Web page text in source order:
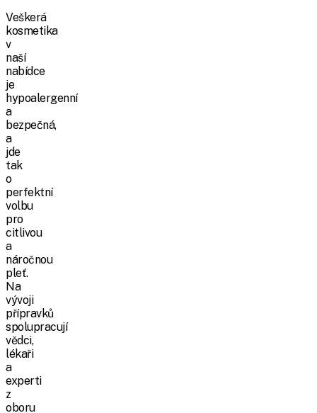
Veškerá
kosmetika
v
naší
nabídce
je
hypoalergenní
a
bezpečná,
a
jde
tak
o
perfektní
volbu
pro
citlivou
a
náročnou
pleť.
Na
vývoji
přípravků
spolupracují
vědci,
lékaři
a
experti
z
oboru